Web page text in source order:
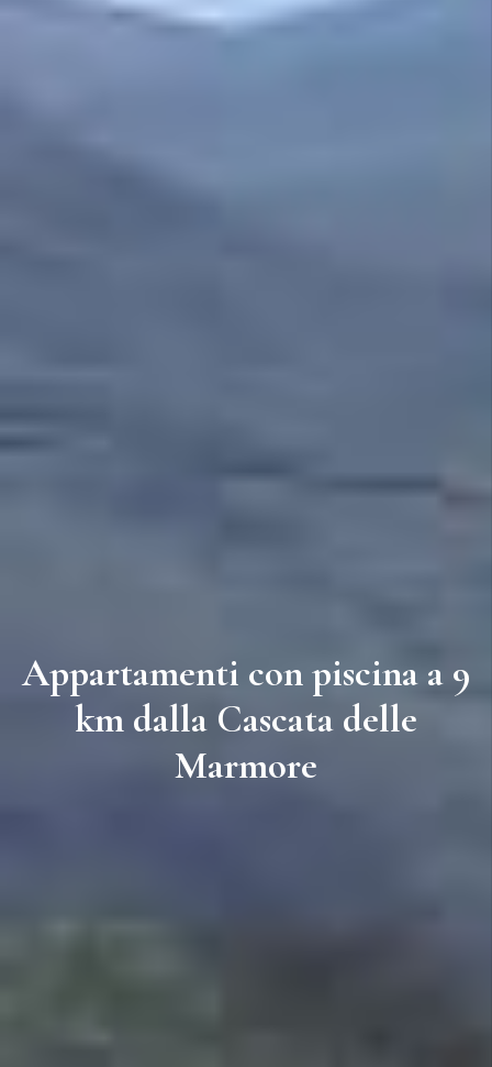
Appartamenti con piscina a 9
km dalla Cascata delle
Marmore
Appartamenti con piscina a 9
km dalla Cascata delle
Marmore
Appartamenti con piscina a 9
km dalla Cascata delle
Marmore